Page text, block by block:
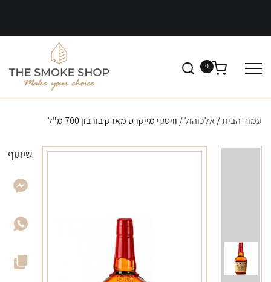
0
עמוד הבית/ אלכוהול/ וויסקי מייקרס מארק בורבון 700 מ"ל
שיתוף